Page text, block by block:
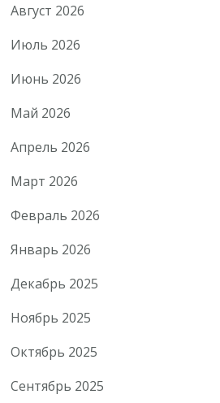
Август 2026
Июль 2026
Июнь 2026
Май 2026
Апрель 2026
Март 2026
Февраль 2026
Январь 2026
Декабрь 2025
Ноябрь 2025
Октябрь 2025
Сентябрь 2025